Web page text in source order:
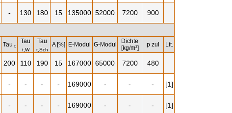
- 130 180 15 135000 52000 7200 900
Tau t
Tau
t,W
Tau
t,Sch
A [%] E-Modul G-Modul
Dichte
[kg/m³]
p zul Lit.
200 110 190 15 167000 65000 7200 480
- - - - 169000 - - - [1]
- - - - 169000 - - - [1]